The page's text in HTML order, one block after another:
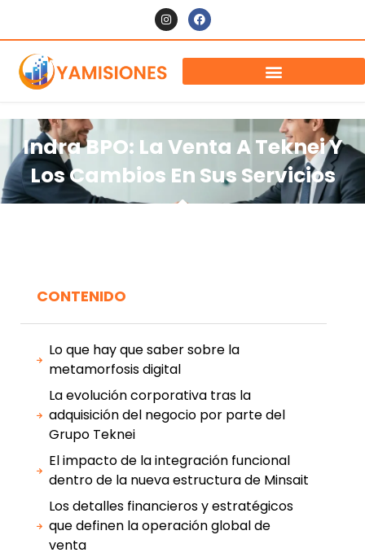
Indra BPO: La Venta A Teknei Y
Los Cambios En Sus Servicios
CONTENIDO
Lo que hay que saber sobre la
metamorfosis digital
La evolución corporativa tras la
adquisición del negocio por parte del
Grupo Teknei
El impacto de la integración funcional
dentro de la nueva estructura de Minsait
Los detalles financieros y estratégicos
que definen la operación global de
venta